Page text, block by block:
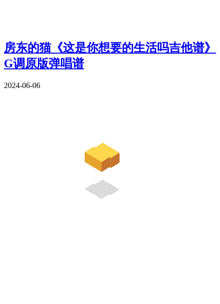
房东的猫《这是你想要的生活吗吉他谱》
G调原版弹唱谱
2024-06-06